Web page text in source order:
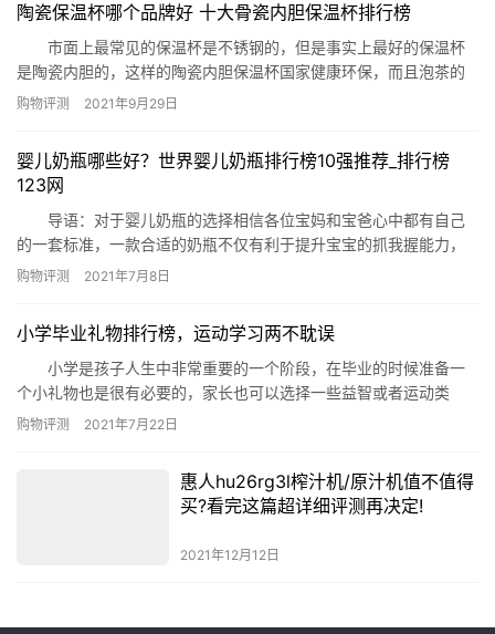
​陶瓷保温杯哪个品牌好 十大骨瓷内胆保温杯排行榜
市面上最常见的保温杯是不锈钢的，但是事实上最好的保温杯
是陶瓷内胆的，这样的陶瓷内胆保温杯国家健康环保，而且泡茶的
时候不会影响茶的味道。下面就为你推荐陶瓷保温杯哪个品牌好，
杯、乐享保温杯、ciwuyu保温杯、Ba suns/百圣诗保温杯、祥…
购物评测 2021年9月29日
婴儿奶瓶哪些好？世界婴儿奶瓶排行榜10强推荐_排行榜
123网
导语：对于婴儿奶瓶的选择相信各位宝妈和宝爸心中都有自己
的一套标准，一款合适的奶瓶不仅有利于提升宝宝的抓我握能力，
而且还能在最大程度上减少宝宝进餐时胀气等问题的出现，那么到
璃彩绘奶瓶 推荐理由：Pigeon家的这款单品在…
购物评测 2021年7月8日
小学毕业礼物排行榜，运动学习两不耽误
小学是孩子人生中非常重要的一个阶段，在毕业的时候准备一
个小礼物也是很有必要的，家长也可以选择一些益智或者运动类
型，都是非常合适的。那么今天就由小编来为大家列出小学毕业礼
上足球机 5、卡通龙猫存钱罐 6、迪士尼儿童手提斜挎…
购物评测 2021年7月22日
惠人hu26rg3l榨汁机/原汁机值不值得
买?看完这篇超详细评测再决定!
2021年12月12日